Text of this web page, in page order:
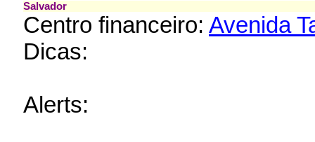
Salvador
Centro financeiro: Avenida
Dicas:
Alerts: